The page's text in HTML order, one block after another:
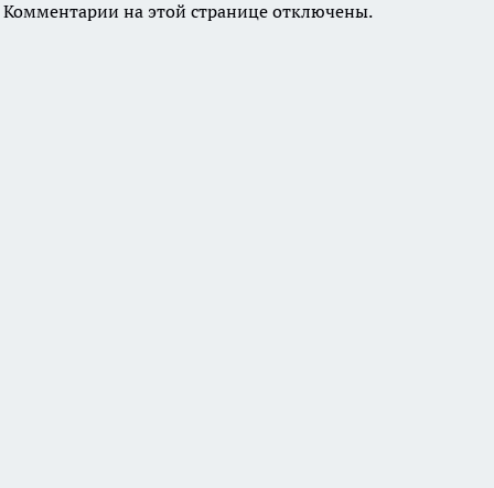
Комментарии на этой странице отключены.